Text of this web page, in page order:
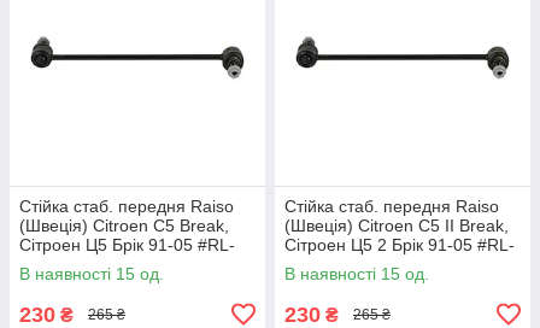
Стійка стаб. передня Raiso
(Швеція) Citroen C5 Break,
Сітроен Ц5 Брік 91-05 #RL-
138860V UAVEXLV17
В наявності 15 од.
230 ₴ 265 ₴
Стійка стаб. передня Raiso
(Швеція) Citroen C5 II Break,
Сітроен Ц5 2 Брік 91-05 #RL-
138860V UADNZPA17
В наявності 15 од.
230 ₴ 265 ₴